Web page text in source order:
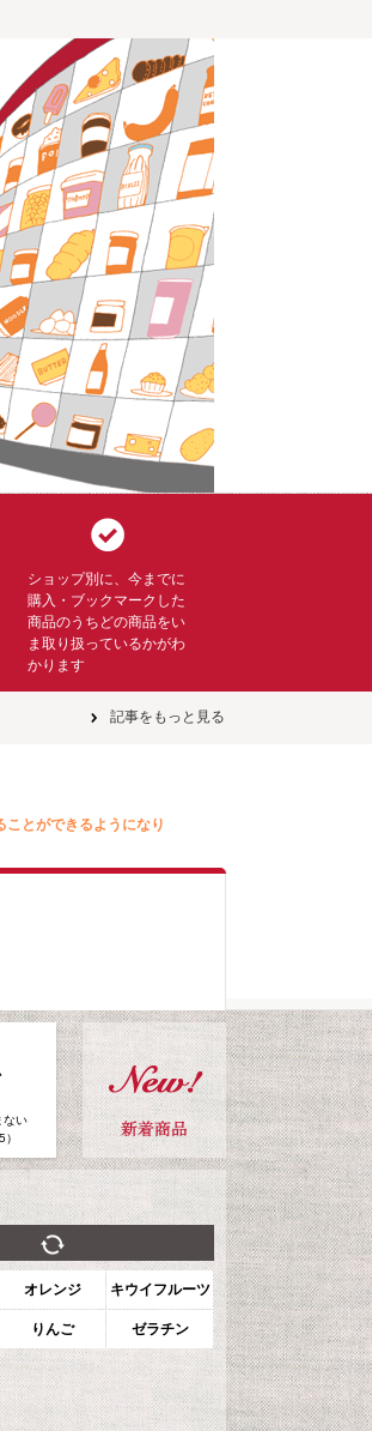
ショップ別に、今までに
購入・ブックマークした
商品のうちどの商品をい
ま取り扱っているかがわ
かります
記事をもっと見る
とができるようになり
ない
オレンジ キウイフルーツ
りんご ゼラチン